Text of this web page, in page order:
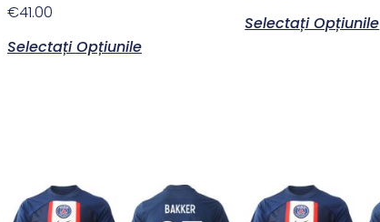
€41.00
Selectați Opțiunile
Selectați Opțiunile